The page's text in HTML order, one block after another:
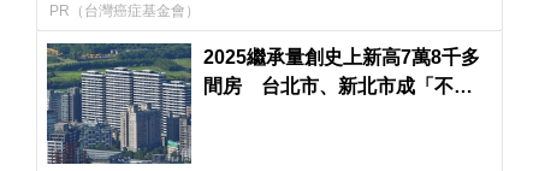
PR（台灣癌症基金會）
2025繼承量創史上新高7萬8千多
間房 台北市、新北市成「不用